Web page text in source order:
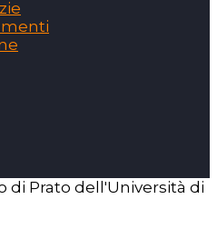
di Prato dell'Università di